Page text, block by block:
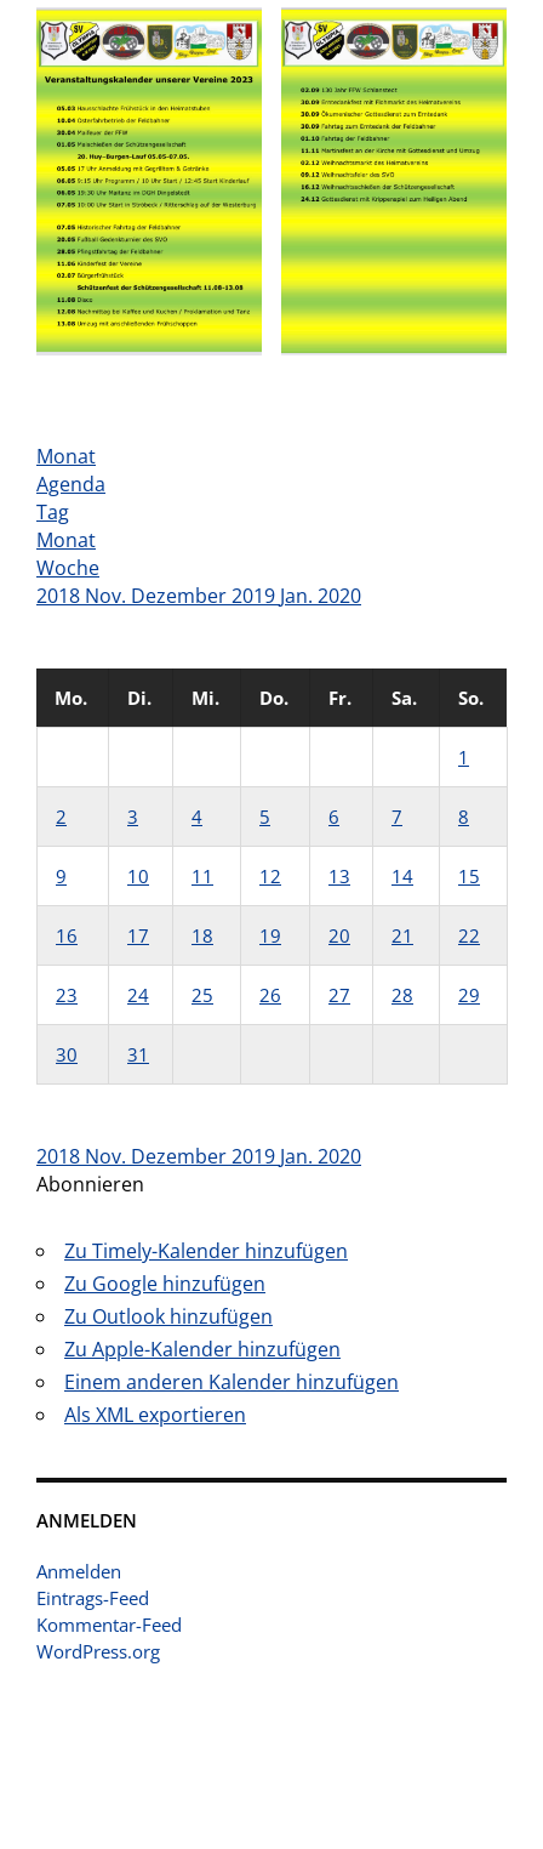
Monat
Agenda
Tag
Monat
Woche
2018 Nov. Dezember 2019 Jan. 2020
Mo. Di. Mi. Do. Fr. Sa. So.
1
2 3 4 5 6 7 8
9 10 11 12 13 14 15
16 17 18 19 20 21 22
23 24 25 26 27 28 29
30 31
2018 Nov. Dezember 2019 Jan. 2020
Abonnieren
Zu Timely-Kalender hinzufügen
Zu Google hinzufügen
Zu Outlook hinzufügen
Zu Apple-Kalender hinzufügen
Einem anderen Kalender hinzufügen
Als XML exportieren
ANMELDEN
Anmelden
Eintrags-Feed
Kommentar-Feed
WordPress.org